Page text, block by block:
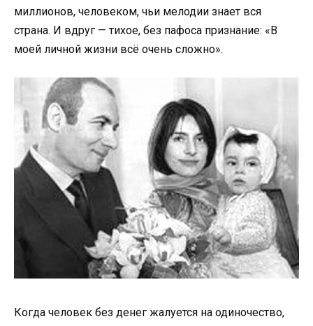
миллионов, человеком, чьи мелодии знает вся
страна. И вдруг — тихое, без пафоса признание: «В
моей личной жизни всё очень сложно».
Когда человек без денег жалуется на одиночество,